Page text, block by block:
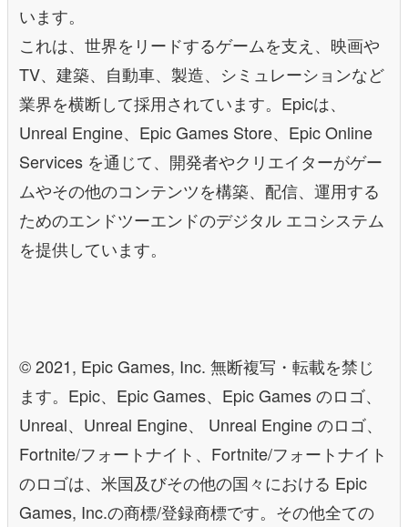
います。
これは、世界をリードするゲームを支え、映画や
TV、建築、自動車、製造、シミュレーションなど
業界を横断して採用されています。Epicは、
Unreal Engine、Epic Games Store、Epic Online
Services を通じて、開発者やクリエイターがゲー
ムやその他のコンテンツを構築、配信、運用する
ためのエンドツーエンドのデジタル エコシステム
を提供しています。
© 2021, Epic Games, Inc. 無断複写・転載を禁じ
ます。Epic、Epic Games、Epic Games のロゴ、
Unreal、Unreal Engine、 Unreal Engine のロゴ、
Fortnite/フォートナイト、Fortnite/フォートナイト
のロゴは、米国及びその他の国々における Epic
Games, Inc.の商標/登録商標です。その他全ての